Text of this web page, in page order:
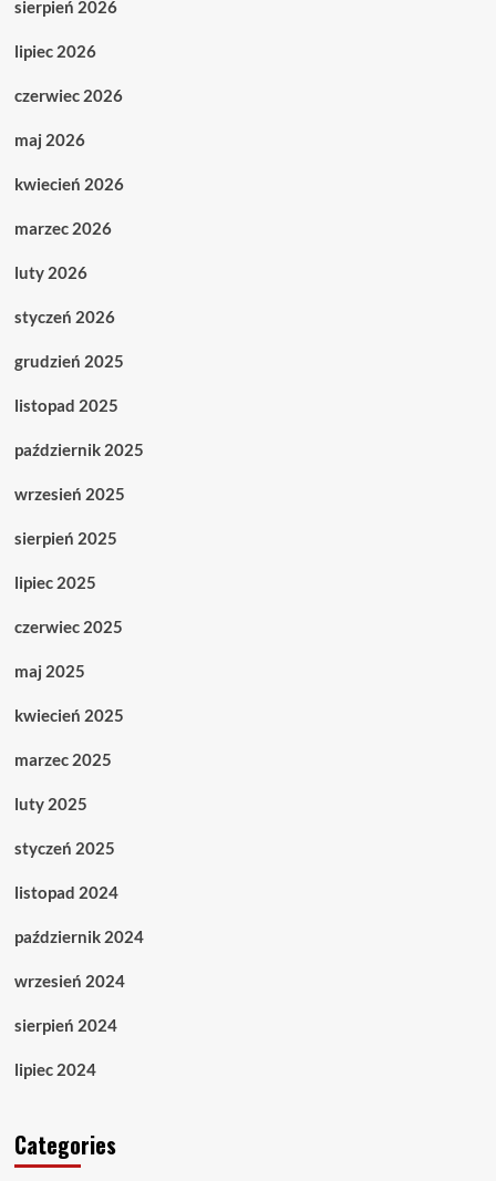
sierpień 2026
lipiec 2026
czerwiec 2026
maj 2026
kwiecień 2026
marzec 2026
luty 2026
styczeń 2026
grudzień 2025
listopad 2025
październik 2025
wrzesień 2025
sierpień 2025
lipiec 2025
czerwiec 2025
maj 2025
kwiecień 2025
marzec 2025
luty 2025
styczeń 2025
listopad 2024
październik 2024
wrzesień 2024
sierpień 2024
lipiec 2024
Categories